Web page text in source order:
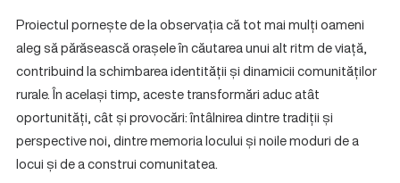
Proiectul pornește de la observația că tot mai mulți oameni
aleg să părăsească orașele în căutarea unui alt ritm de viață,
contribuind la schimbarea identității și dinamicii comunităților
rurale. În același timp, aceste transformări aduc atât
oportunități, cât și provocări: întâlnirea dintre tradiții și
perspective noi, dintre memoria locului și noile moduri de a
locui și de a construi comunitatea.